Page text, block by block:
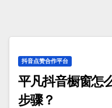
抖音点赞合作平台
平凡抖音橱窗怎
步骤？